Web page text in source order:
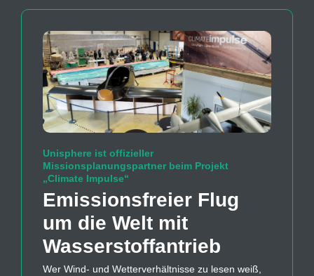
Unisphere ist offizieller
Missionsplanungspartner beim Projekt
„Climate Impulse“
Emissions­freier Flug
um die Welt mit
Wasserstoff­antrieb
Wer Wind- und Wetterverhältnisse zu lesen weiß,